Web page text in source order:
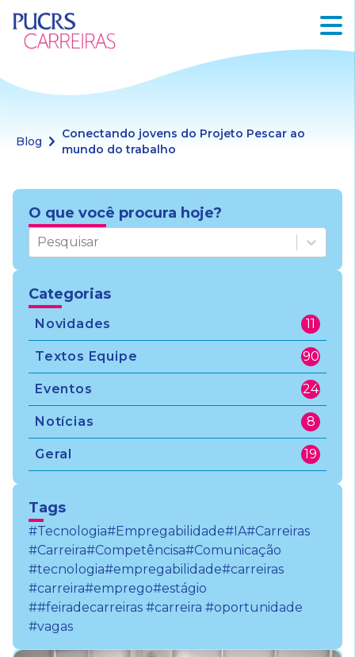
Blog
Conectando jovens do Projeto Pescar ao
mundo do trabalho
O que você procura hoje?
Pesquisar
Categorias
Novidades 11
Textos Equipe 90
Eventos 24
Notícias 8
Geral 19
Tags
#Tecnologia#Empregabilidade#IA#Carreiras
#Carreira#Competêncisa#Comunicação
#tecnologia#empregabilidade#carreiras
#carreira#emprego#estágio
##feiradecarreiras #carreira #oportunidade
#vagas